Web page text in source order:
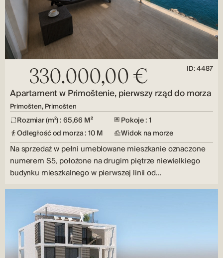
330.000,00 € ID: 4487
Apartament w Primoštenie, pierwszy rząd do morza
Primošten, Primošten
Rozmiar (m²) : 65,66 M²
Pokoje : 1
Odległość od morza : 10 M
Widok na morze
Na sprzedaż w pełni umeblowane mieszkanie oznaczone
numerem S5, położone na drugim piętrze niewielkiego
budynku mieszkalnego w pierwszej linii od…